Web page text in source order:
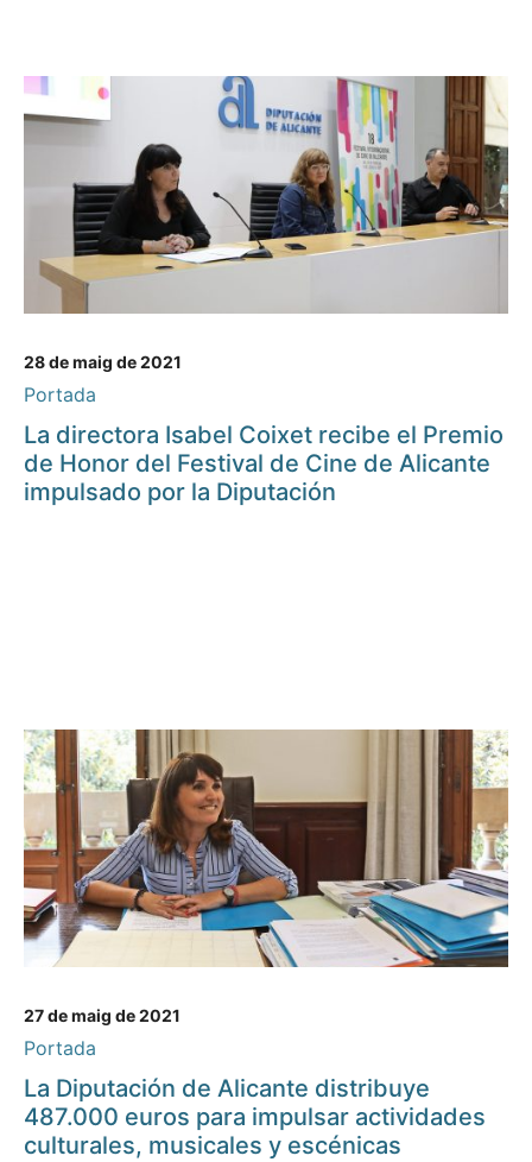
28 de maig de 2021
Portada
La directora Isabel Coixet recibe el Premio
de Honor del Festival de Cine de Alicante
impulsado por la Diputación
27 de maig de 2021
Portada
La Diputación de Alicante distribuye
487.000 euros para impulsar actividades
culturales, musicales y escénicas